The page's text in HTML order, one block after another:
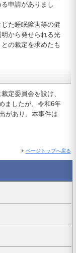
申請がありまし
た睡眠障害等の健
から発せられる光
の裁定を求めたも
定委員会を設け、
ましたが、令和6年
があり、本事件は
ページトップへ戻る